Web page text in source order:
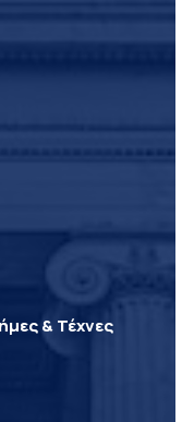
& Τέχνες